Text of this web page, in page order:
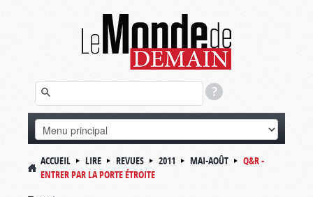
ACCUEIL LIRE REVUES 2011 MAI-AOÛT
Q&R -
ENTRER PAR LA PORTE ÉTROITE